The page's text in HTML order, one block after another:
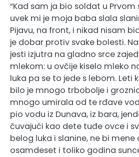
“Kad sam ja bio soldat u
uvek mi je moja baba slala
Pijavu, na front, i nikad nisam
je dobar protiv svake bolesti.
jesti izjutra na gladno srce
mlekom: u ovčije kiselo mleko
luka pa se to jede s lebom. Leti
bilo je mnogo trbobolje i
mnogo umirala od te rđave
pio vodu iz Dunava, iz bara,
čuvajući kao dete tuđe ovce i
belog luka i slanine, ne bi mene
osamdeset i toliko godina